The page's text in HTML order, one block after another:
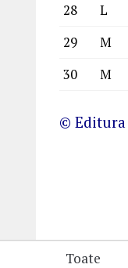
28
L
29
M
30
M
© Editura
Toate